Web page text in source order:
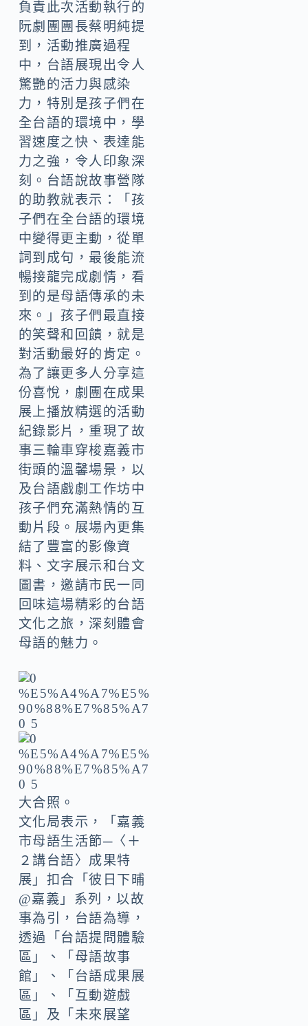
負責此次活動執行的
阮劇團團長蔡明純提
到，活動推廣過程
中，台語展現出令人
驚艷的活力與感染
力，特別是孩子們在
全台語的環境中，學
習速度之快、表達能
力之強，令人印象深
刻。台語說故事營隊
的助教就表示：「孩
子們在全台語的環境
中變得更主動，從單
詞到成句，最後能流
暢接龍完成劇情，看
到的是母語傳承的未
來。」孩子們最直接
的笑聲和回饋，就是
對活動最好的肯定。
為了讓更多人分享這
份喜悅，劇團在成果
展上播放精選的活動
紀錄影片，重現了故
事三輪車穿梭嘉義市
街頭的溫馨場景，以
及台語戲劇工作坊中
孩子們充滿熱情的互
動片段。展場內更集
結了豐富的影像資
料、文字展示和台文
圖書，邀請市民一同
回味這場精彩的台語
文化之旅，深刻體會
母語的魅力。
大合照。
文化局表示，「嘉義
市母語生活節─〈＋
２講台語〉成果特
展」扣合「彼日下晡
@嘉義」系列，以故
事為引，台語為導，
透過「台語提問體驗
區」、「母語故事
館」、「台語成果展
區」、「互動遊戲
區」及「未來展望